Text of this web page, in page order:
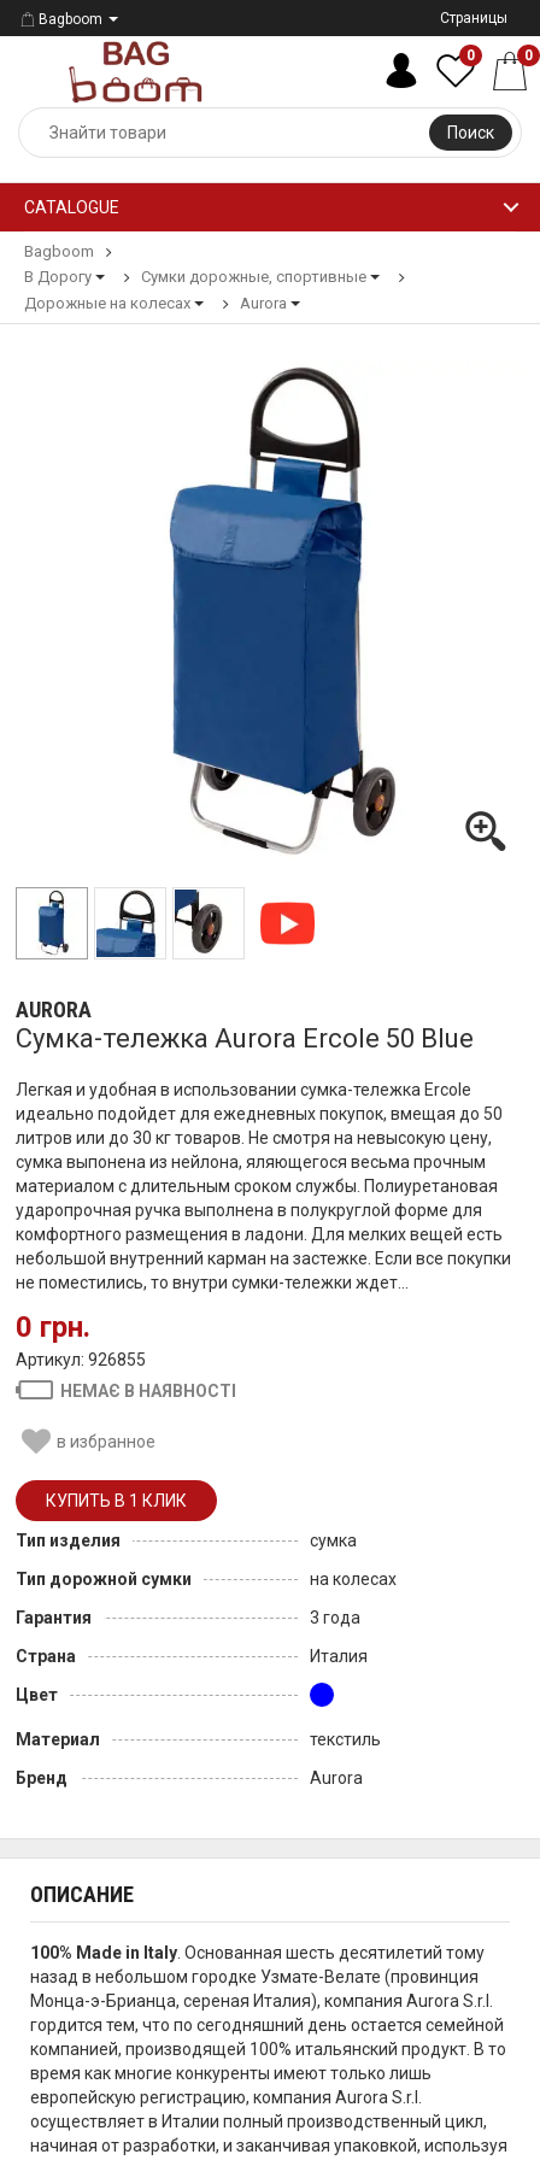
Bagboom Страницы
Поиск
0 0
CATALOGUE
Bagboom
В Дорогу
Сумки дорожные, спортивные
Дорожные на колесах
Aurora
AURORA
Сумка-тележка Aurora Ercole 50 Blue
Легкая и удобная в использовании сумка-тележка Ercole
идеально подойдет для ежедневных покупок, вмещая до 50
литров или до 30 кг товаров. Не смотря на невысокую цену,
сумка выпонена из нейлона, яляющегося весьма прочным
материалом с длительным сроком службы. Полиуретановая
ударопрочная ручка выполнена в полукруглой форме для
комфортного размещения в ладони. Для мелких вещей есть
небольшой внутренний карман на застежке. Если все покупки
не поместились, то внутри сумки-тележки ждет...
0 грн.
Артикул: 926855
НЕМАЄ В НАЯВНОСТІ
в избранное
Тип изделия
сумка
Тип дорожной сумки
на колесах
Гарантия
3 года
Страна
Италия
Цвет
Материал
текстиль
Бренд
Aurora
ОПИСАНИЕ
100% Made in Italy . Основанная шесть десятилетий тому
назад в небольшом городке Узмате-Велате (провинция
Монца-э-Брианца, сереная Италия), компания Aurora S.r.l.
гордится тем, что по сегодняшний день остается семейной
компанией, производящей 100% итальянский продукт. В то
время как многие конкуренты имеют только лишь
европейскую регистрацию, компания Aurora S.r.l.
осуществляет в Италии полный производственный цикл,
начиная от разработки, и заканчивая упаковкой, используя